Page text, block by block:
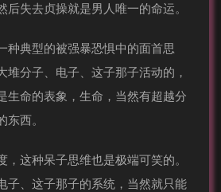
失去贞操就是男人唯一的命运。
种典型的被强暴恐惧中的面首思
堆分子、电子、这子那子活动的，
生命的表象，生命，当然有超越分
西。
这种呆子思维也是极端可笑的。
子、这子那子的系统，当然就只能